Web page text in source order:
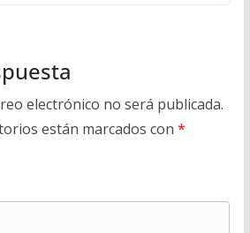
electrónico no será publicada.
están marcados con *